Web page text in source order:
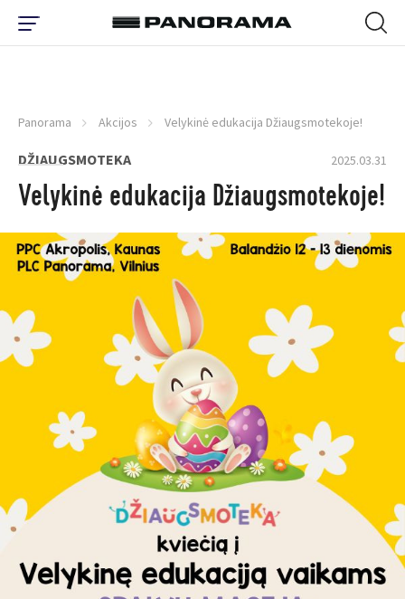
Panorama Akcijos Velykinė edukacija Džiaugsmotekoje!
DŽIAUGSMOTEKA 2025.03.31
Velykinė edukacija Džiaugsmotekoje!